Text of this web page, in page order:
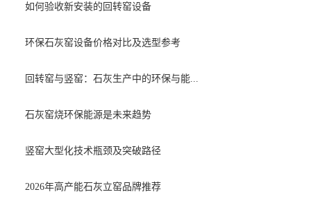
如何验收新安装的回转窑设备
环保石灰窑设备价格对比及选型参考
回转窑与竖窑：石灰生产中的环保与能...
石灰窑烧环保能源是未来趋势
竖窑大型化技术瓶颈及突破路径
2026年高产能石灰立窑品牌推荐